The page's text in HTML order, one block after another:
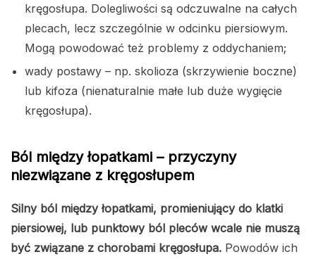
kręgosłupa. Dolegliwości są odczuwalne na całych
plecach, lecz szczególnie w odcinku piersiowym.
Mogą powodować też problemy z oddychaniem;
wady postawy – np. skolioza (skrzywienie boczne)
lub kifoza (nienaturalnie małe lub duże wygięcie
kręgosłupa).
Ból między łopatkami – przyczyny
niezwiązane z kręgosłupem
Silny ból między łopatkami, promieniujący do klatki
piersiowej, lub punktowy ból pleców wcale nie muszą
być związane z chorobami kręgosłupa. Powodów ich